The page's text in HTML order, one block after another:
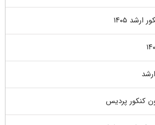
۱۴۰۵
کنکور پردیس